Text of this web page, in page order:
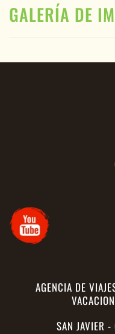
GALERÍA DE
AGENCIA DE
SAN JAVIER -